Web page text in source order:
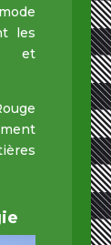
les
et